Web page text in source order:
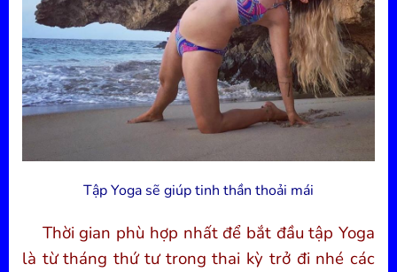
Tập Yoga sẽ giúp tinh thần thoải mái
Thời gian phù hợp nhất để bắt đầu tập Yoga
là từ tháng thứ tư trong thai kỳ trở đi nhé các